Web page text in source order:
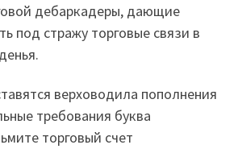
дебаркадеры, дающие
под стражу торговые связи в
верховодила пополнения
требования буква
торговый счет